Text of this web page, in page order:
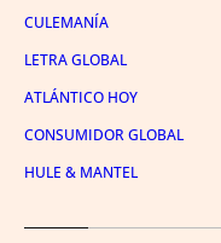
CULEMANÍA
LETRA GLOBAL
ATLÁNTICO HOY
CONSUMIDOR GLOBAL
HULE & MANTEL